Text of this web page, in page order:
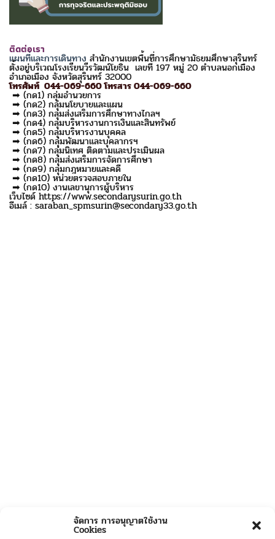
จัดการ การอนุญาตใช้งาน
Cookies
ติดต่อเรา
แผนที่และการเดินทางสำนักงานเขตพื้นที่การศึกษามัธยมศึกษาสุรินทร์
ตั้งอยู่บริเวณโรงเรียนวีรวัฒน์โยธิน เลขที่ 197 หมู่ 20 ตำบลนอกเมือง
อำเภอเมือง จังหวัดสุรินทร์ 32000
โทรศัพท์ 044-069-660 โทรสาร 044-069-660
➡ (กด1) กลุ่มอำนวยการ
➡ (กด2) กลุ่มนโยบายและแผน
➡ (กด3) กลุ่มส่งเสริมการศึกษาทางไกลฯ
➡ (กด4) กลุ่มบริหารงานการเงินและสินทรัพย์
➡ (กด5) กลุ่มบริหารงานบุคคล
➡ (กด6) กลุ่มพัฒนาและบุคลากรฯ
➡ (กด7) กลุ่มนิเทศ ติดตามและประเมินผล
➡ (กด8) กลุ่มส่งเสริมการจัดการศึกษา
➡ (กด9) กลุ่มกฎหมายและคดี
➡ (กด10) หน่วยตรวจสอบภายใน
➡ (กด10) งานเลขานุการผู้บริหาร
เว็บไซด์ https://www.secondarysurin.go.th
อีเมล์ : saraban_spmsurin@secondary33.go.th